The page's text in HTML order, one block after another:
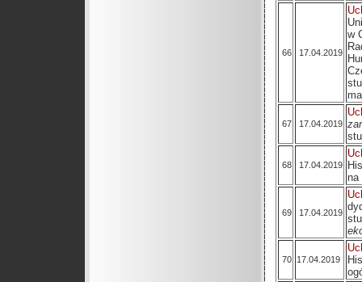
66 17.04.2019
w
67 17.04.2019
68 17.04.2019
na
69 17.04.2019
70 17.04.2019